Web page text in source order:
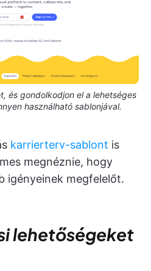
és gondolkodjon el a lehetséges
használható sablonjával.
karrierterv-sablont is
megnéznie, hogy
igényeinek megfelelőt.
lehetőségeket